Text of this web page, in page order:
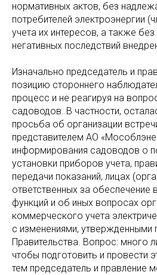
нормативных актов, без
потребителей электроэнергии
учета их интересов, а также
негативных последствий
Изначально председатель и
позицию стороннего
процесс и не реагируя на
садоводов. В частности,
просьба об организации
представителем АО
информирования садоводов о
установки приборов учета,
передачи показаний, лицах
ответственных за обеспечение
функций и об иных вопросах
коммерческого учета
с изменениями, утвержденными
Правительства. Вопрос: много
чтобы подготовить и провести
тем председатель и правление